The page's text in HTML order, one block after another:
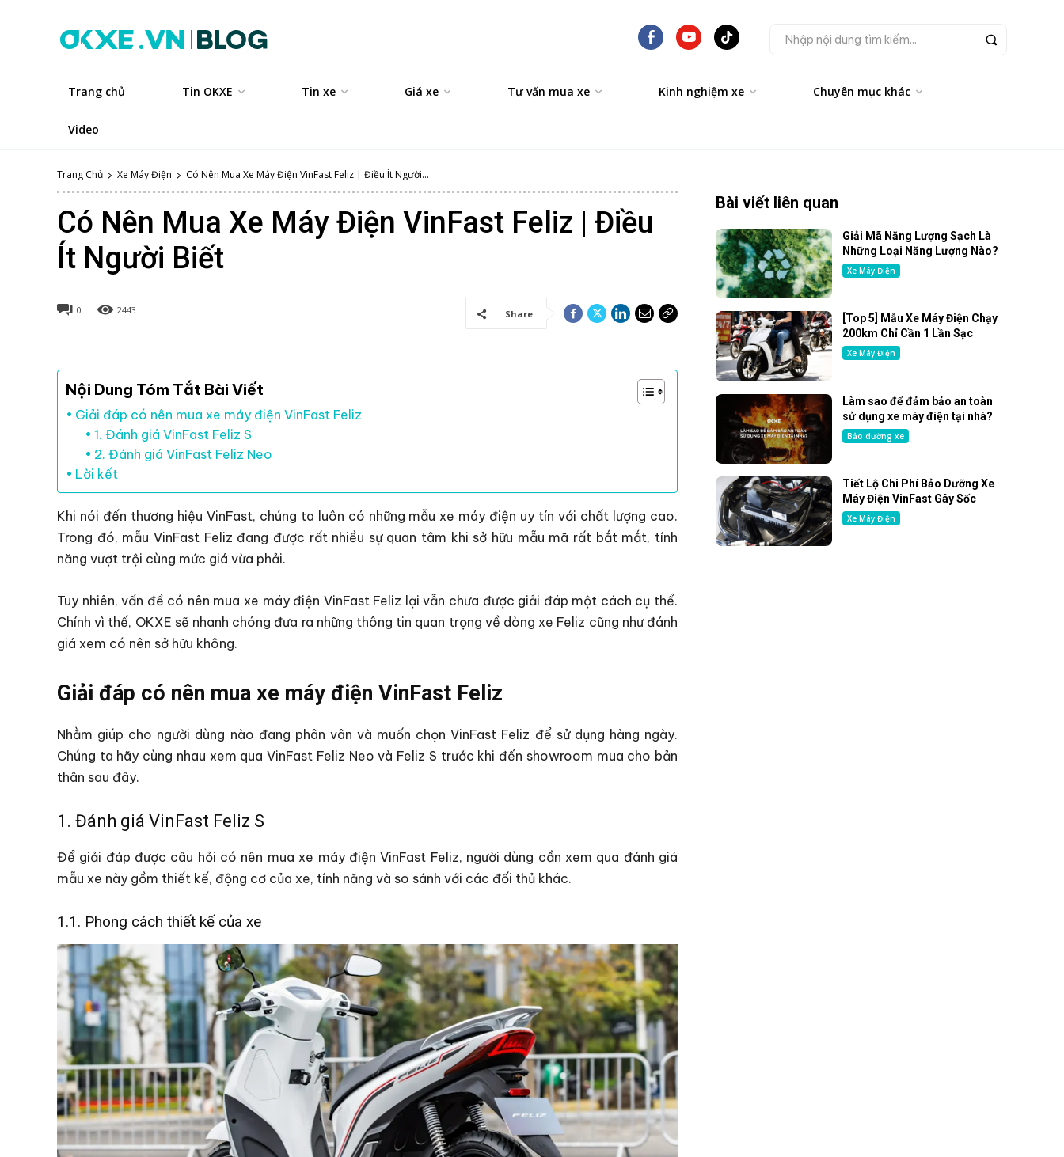
Nhập nội dung tìm kiếm...
Trang chủ Tin OKXE Tin xe Giá xe Tư vấn mua xe Kinh nghiệm xe Chuyên mục khác
Video
Trang Chủ Xe Máy Điện Có Nên Mua Xe Máy Điện VinFast Feliz | Điều Ít Người...
Có Nên Mua Xe Máy Điện VinFast Feliz | Điều
Ít Người Biết
0 2443 Share
Nội Dung Tóm Tắt Bài Viết
Giải đáp có nên mua xe máy điện VinFast Feliz
1. Đánh giá VinFast Feliz S
2. Đánh giá VinFast Feliz Neo
Lời kết
Khi nói đến thương hiệu VinFast, chúng ta luôn có những mẫu xe máy điện uy tín với chất lượng cao.
Trong đó, mẫu VinFast Feliz đang được rất nhiều sự quan tâm khi sở hữu mẫu mã rất bắt mắt, tính
năng vượt trội cùng mức giá vừa phải.
Tuy nhiên, vấn đề có nên mua xe máy điện VinFast Feliz lại vẫn chưa được giải đáp một cách cụ thể.
Chính vì thế, OKXE sẽ nhanh chóng đưa ra những thông tin quan trọng về dòng xe Feliz cũng như đánh
giá xem có nên sở hữu không.
Giải đáp có nên mua xe máy điện VinFast Feliz
Nhằm giúp cho người dùng nào đang phân vân và muốn chọn VinFast Feliz để sử dụng hàng ngày.
Chúng ta hãy cùng nhau xem qua VinFast Feliz Neo và Feliz S trước khi đến showroom mua cho bản
thân sau đây.
1. Đánh giá VinFast Feliz S
Để giải đáp được câu hỏi có nên mua xe máy điện VinFast Feliz, người dùng cần xem qua đánh giá
mẫu xe này gồm thiết kế, động cơ của xe, tính năng và so sánh với các đối thủ khác.
1.1. Phong cách thiết kế của xe
Bài viết liên quan
Giải Mã Năng Lượng Sạch Là
Những Loại Năng Lượng Nào?
Xe Máy Điện
[Top 5] Mẫu Xe Máy Điện Chạy
200km Chỉ Cần 1 Lần Sạc
Xe Máy Điện
Làm sao để đảm bảo an toàn
sử dụng xe máy điện tại nhà?
Bảo dưỡng xe
Tiết Lộ Chi Phí Bảo Dưỡng Xe
Máy Điện VinFast Gây Sốc
Xe Máy Điện